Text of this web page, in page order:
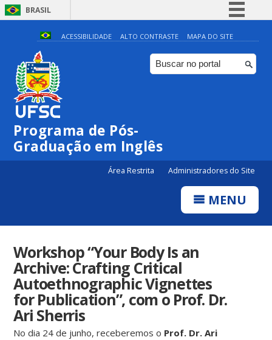
BRASIL
Simplifique!
Comunica BR
Participe
ACESSIBILIDADE ALTO CONTRASTE MAPA DO SITE
Programa de Pós-
Graduação em Inglês
Área Restrita Administradores do Site
MENU
Workshop “Your Body Is an
Archive: Crafting Critical
Autoethnographic Vignettes
for Publication”, com o Prof. Dr.
Ari Sherris
No dia 24 de junho, receberemos o Prof. Dr. Ari